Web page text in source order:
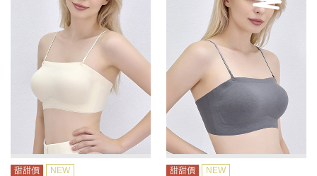
甜甜價 NEW 甜甜價 NEW